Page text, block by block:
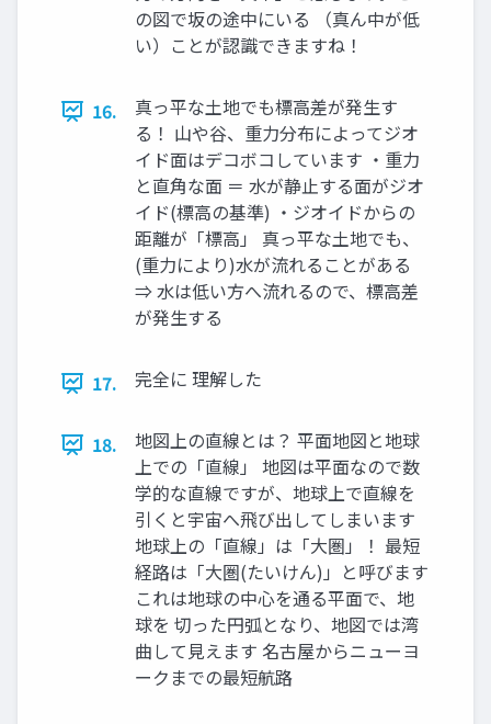
の図で坂の途中にいる （真ん中が低
い）ことが認識できますね！
16.
真っ平な土地でも標高差が発生す
る！ 山や谷、重力分布によってジオ
イド面はデコボコしています ・重力
と直角な面 ＝ 水が静止する面がジオ
イド(標高の基準) ・ジオイドからの
距離が「標高」 真っ平な土地でも、
(重力により)水が流れることがある
⇒ 水は低い方へ流れるので、標高差
が発生する
17. 完全に 理解した
18.
地図上の直線とは？ 平面地図と地球
上での「直線」 地図は平面なので数
学的な直線ですが、地球上で直線を
引くと宇宙へ飛び出してしまいます
地球上の「直線」は「大圏」！ 最短
経路は「大圏(たいけん)」と呼びます
これは地球の中心を通る平面で、地
球を 切った円弧となり、地図では湾
曲して見えます 名古屋からニューヨ
ークまでの最短航路